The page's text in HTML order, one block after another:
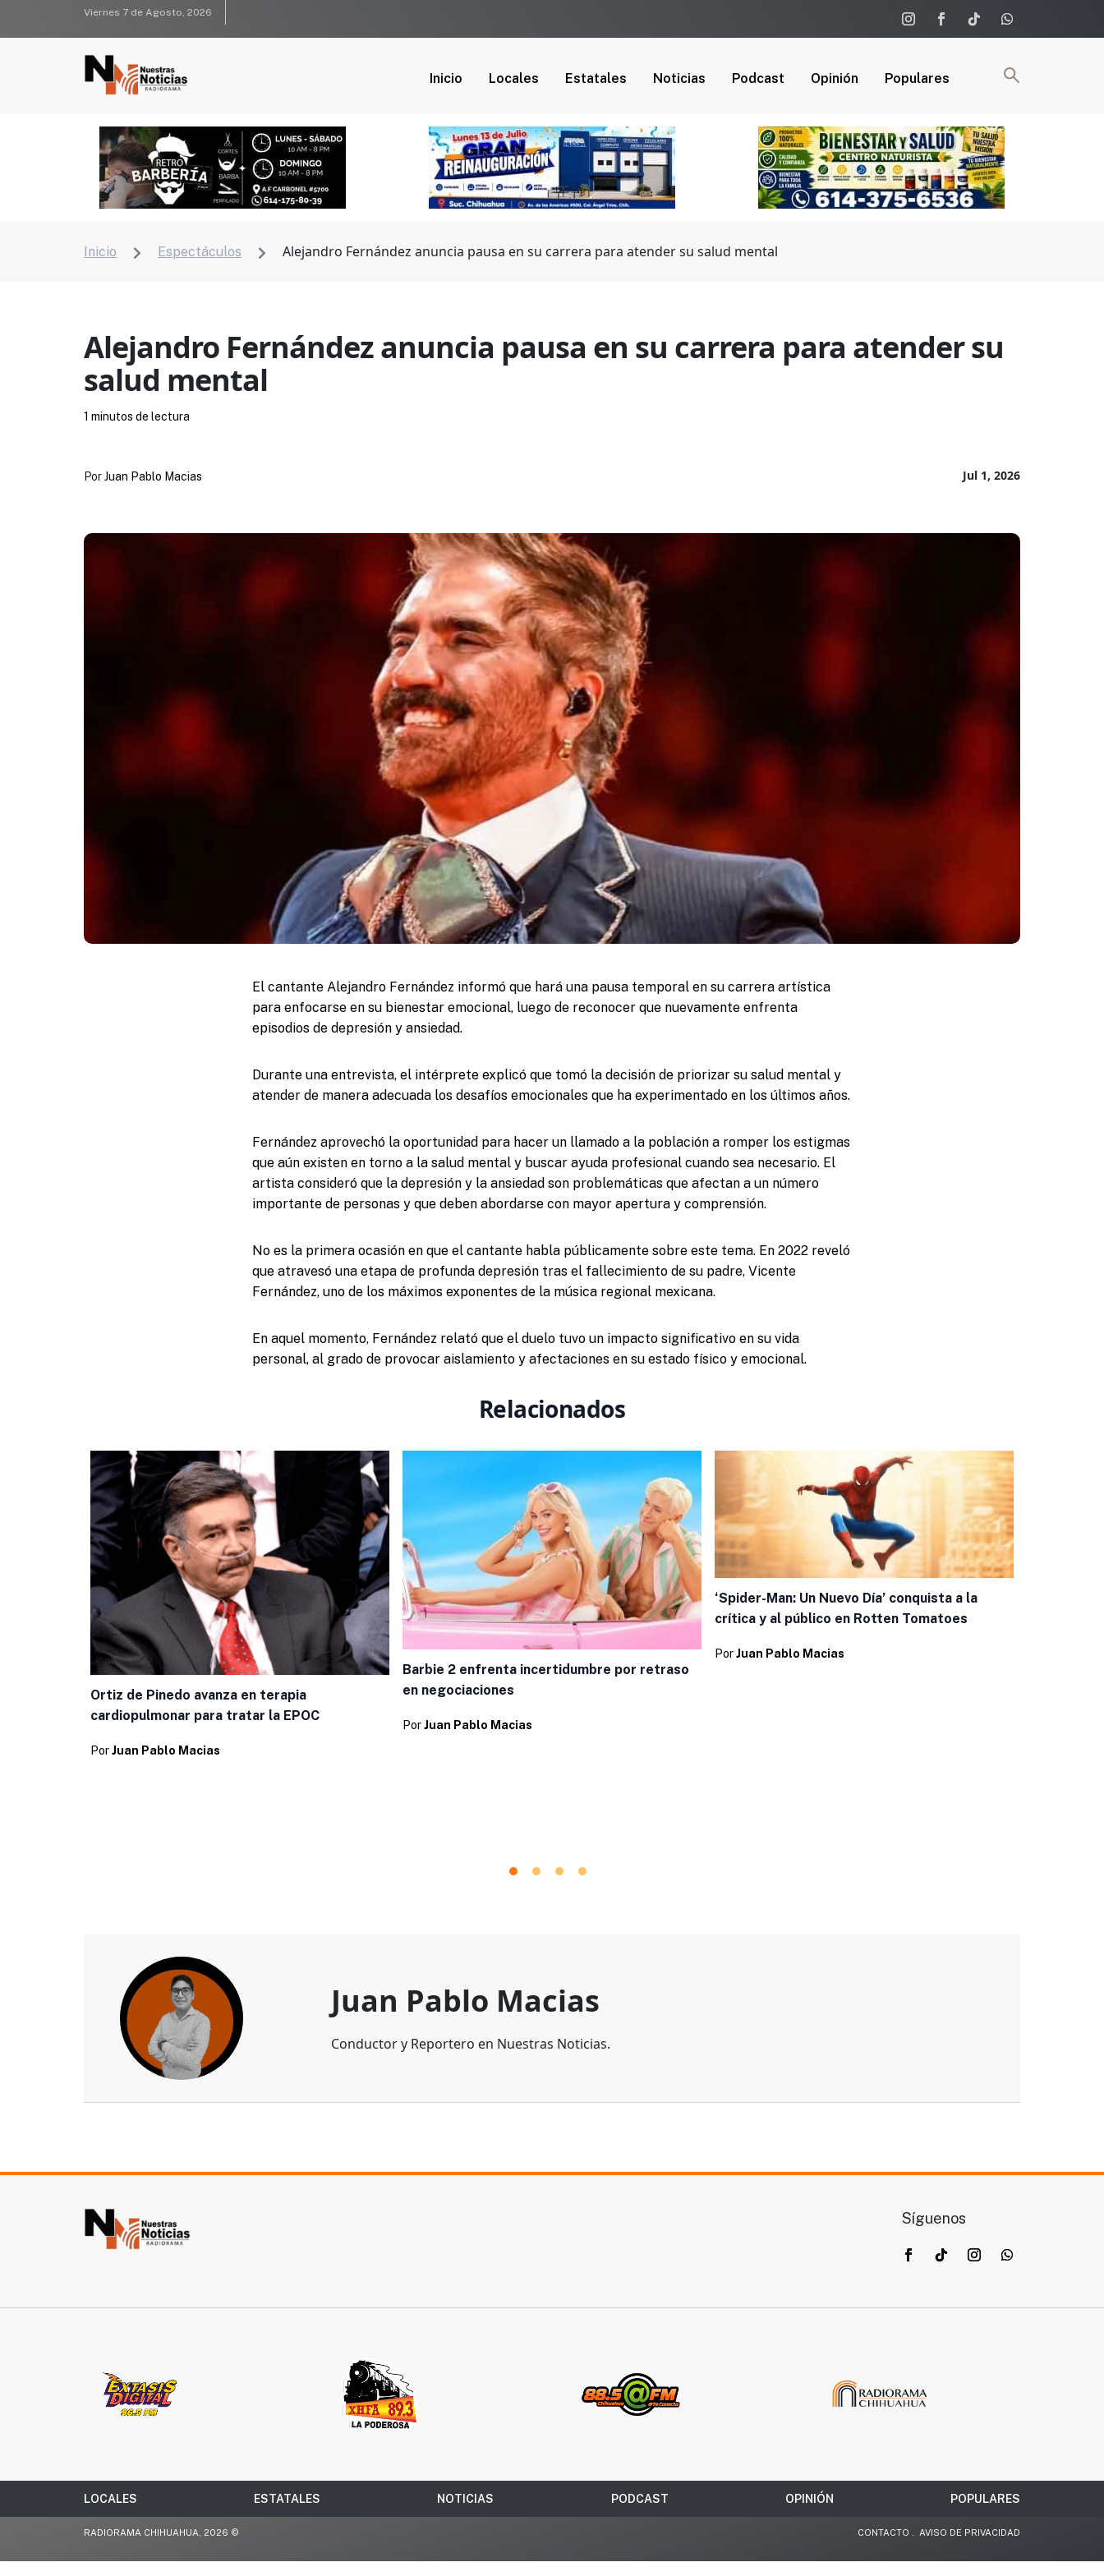
Viernes 7 de Agosto, 2026
Inicio Locales Estatales Noticias Podcast Opinión Populares
Inicio  Espectáculos  Alejandro Fernández anuncia pausa en su carrera para atender su salud mental
Alejandro Fernández anuncia pausa en su carrera para atender su
salud mental
Jul 1, 2026
PorJuan Pablo Macias
1 minutos de lectura
El cantante Alejandro Fernández informó que hará una pausa temporal en su carrera artística
para enfocarse en su bienestar emocional, luego de reconocer que nuevamente enfrenta
episodios de depresión y ansiedad.
Durante una entrevista, el intérprete explicó que tomó la decisión de priorizar su salud mental y
atender de manera adecuada los desafíos emocionales que ha experimentado en los últimos años.
Fernández aprovechó la oportunidad para hacer un llamado a la población a romper los estigmas
que aún existen en torno a la salud mental y buscar ayuda profesional cuando sea necesario. El
artista consideró que la depresión y la ansiedad son problemáticas que afectan a un número
importante de personas y que deben abordarse con mayor apertura y comprensión.
No es la primera ocasión en que el cantante habla públicamente sobre este tema. En 2022 reveló
que atravesó una etapa de profunda depresión tras el fallecimiento de su padre, Vicente
Fernández, uno de los máximos exponentes de la música regional mexicana.
En aquel momento, Fernández relató que el duelo tuvo un impacto significativo en su vida
personal, al grado de provocar aislamiento y afectaciones en su estado físico y emocional.
Relacionados
Ortiz de Pinedo avanza en terapia
cardiopulmonar para tratar la EPOC
PorJuan Pablo Macias
Barbie 2 enfrenta incertidumbre por retraso
en negociaciones
PorJuan Pablo Macias
‘Spider-Man: Un Nuevo Día’ conquista a la
crítica y al público en Rotten Tomatoes
PorJuan Pablo Macias
Juan Pablo Macias
Conductor y Reportero en Nuestras Noticias.
Síguenos
LOCALES ESTATALES NOTICIAS PODCAST OPINIÓN POPULARES
RADIORAMA CHIHUAHUA, 2026 © CONTACTO AVISO DE PRIVACIDAD